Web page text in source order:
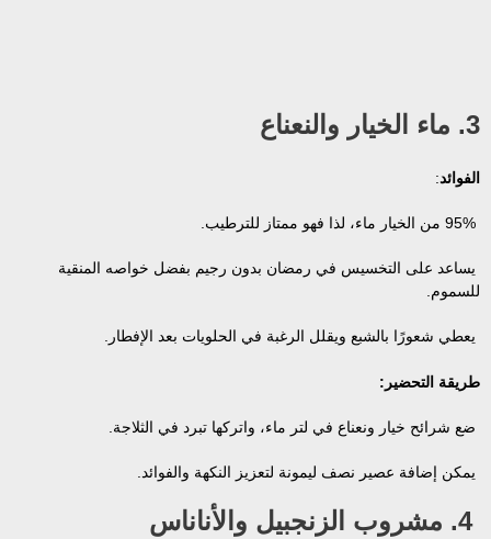
3. ماء الخيار والنعناع
الفوائد:
يساعد على التخسيس في رمضان بدون رجيم بفضل خواصه المنقية
للسموم.
يعطي شعورًا بالشبع ويقلل الرغبة في الحلويات بعد الإفطار.
طريقة التحضير:
ضع شرائح خيار ونعناع في لتر ماء، واتركها تبرد في الثلاجة.
يمكن إضافة عصير نصف ليمونة لتعزيز النكهة والفوائد.
4. مشروب الزنجبيل والأناناس